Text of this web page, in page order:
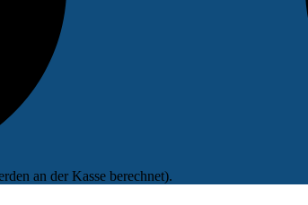
an der Kasse berechnet).